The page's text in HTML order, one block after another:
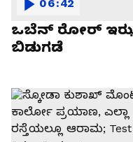
ಒಬೆನ್ ರೋರ್
ಬಿಡುಗಡೆ
06:42